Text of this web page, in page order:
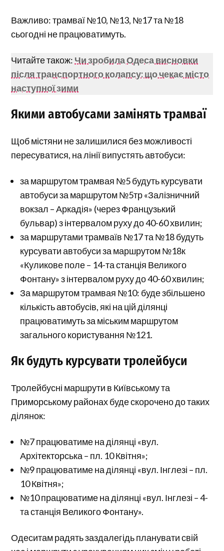
Важливо: трамваї №10, №13, №17 та №18
сьогодні не працюватимуть.
Читайте також: Чи зробила Одеса висновки
після транспортного колапсу: що чекає місто
наступної зими
Якими автобусами замінять трамваї
Щоб містяни не залишилися без можливості
пересуватися, на лінії випустять автобуси:
за маршрутом трамвая №5 будуть курсувати
автобуси за маршрутом №5тр «Залізничний
вокзал – Аркадія» (через Французький
бульвар) з інтервалом руху до 40-60 хвилин;
за маршрутами трамваїв №17 та №18 будуть
курсувати автобуси за маршрутом №18к
«Куликове поле – 14-та станція Великого
Фонтану» з інтервалом руху до 40-60 хвилин;
За маршрутом трамвая №10: буде збільшено
кількість автобусів, які на цій ділянці
працюватимуть за міським маршрутом
загального користування №121.
Як будуть курсувати тролейбуси
Тролейбусні маршрути в Київському та
Приморському районах буде скорочено до таких
ділянок:
№7 працюватиме на ділянці «вул.
Архітекторська – пл. 10 Квітня»;
№9 працюватиме на ділянці «вул. Інглезі – пл.
10 Квітня»;
№10 працюватиме на ділянці «вул. Інглезі – 4-
та станція Великого Фонтану».
Одеситам радять заздалегідь планувати свій